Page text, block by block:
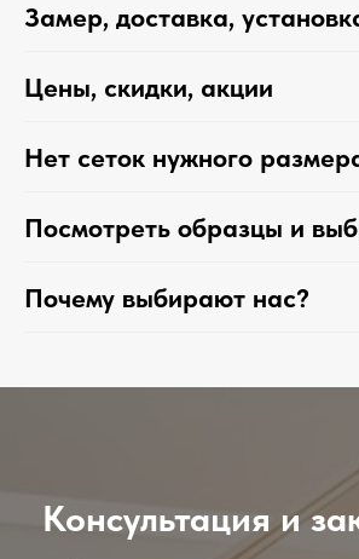
Замер, доставка,
Цены, скидки, акции
Нет сеток нужного
Посмотреть образцы и
Почему выбирают нас?
Консультация и